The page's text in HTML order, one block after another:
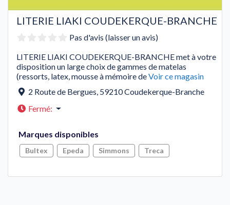
LITERIE LIAKI COUDEKERQUE-BRANCHE
Pas d'avis (laisser un avis)
LITERIE LIAKI COUDEKERQUE-BRANCHE met à votre
disposition un large choix de gammes de matelas
(ressorts, latex, mousse à mémoire deVoir ce magasin
2 Route de Bergues, 59210Coudekerque-Branche
Fermé:
Marques disponibles
Bultex Epeda Simmons Treca